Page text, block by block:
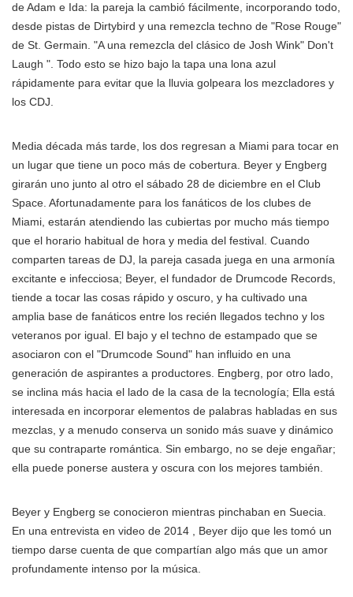
de Adam e Ida: la pareja la cambió fácilmente, incorporando todo,
desde pistas de Dirtybird y una remezcla techno de "Rose Rouge"
de St. Germain. "A una remezcla del clásico de Josh Wink" Don't
Laugh ". Todo esto se hizo bajo la tapa una lona azul
rápidamente para evitar que la lluvia golpeara los mezcladores y
los CDJ.
Media década más tarde, los dos regresan a Miami para tocar en
un lugar que tiene un poco más de cobertura. Beyer y Engberg
girarán uno junto al otro el sábado 28 de diciembre en el Club
Space. Afortunadamente para los fanáticos de los clubes de
Miami, estarán atendiendo las cubiertas por mucho más tiempo
que el horario habitual de hora y media del festival. Cuando
comparten tareas de DJ, la pareja casada juega en una armonía
excitante e infecciosa; Beyer, el fundador de Drumcode Records,
tiende a tocar las cosas rápido y oscuro, y ha cultivado una
amplia base de fanáticos entre los recién llegados techno y los
veteranos por igual. El bajo y el techno de estampado que se
asociaron con el "Drumcode Sound" han influido en una
generación de aspirantes a productores. Engberg, por otro lado,
se inclina más hacia el lado de la casa de la tecnología; Ella está
interesada en incorporar elementos de palabras habladas en sus
mezclas, y a menudo conserva un sonido más suave y dinámico
que su contraparte romántica. Sin embargo, no se deje engañar;
ella puede ponerse austera y oscura con los mejores también.
Beyer y Engberg se conocieron mientras pinchaban en Suecia.
En una entrevista en video de 2014 , Beyer dijo que les tomó un
tiempo darse cuenta de que compartían algo más que un amor
profundamente intenso por la música.